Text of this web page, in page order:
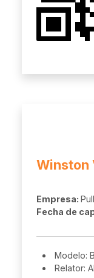
Winston
Empresa:
Fecha de
Modelo:
Relator: